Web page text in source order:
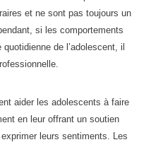
et ne sont pas toujours un
si les comportements
de l’adolescent, il
aider les adolescents à faire
en leur offrant un soutien
leurs sentiments. Les